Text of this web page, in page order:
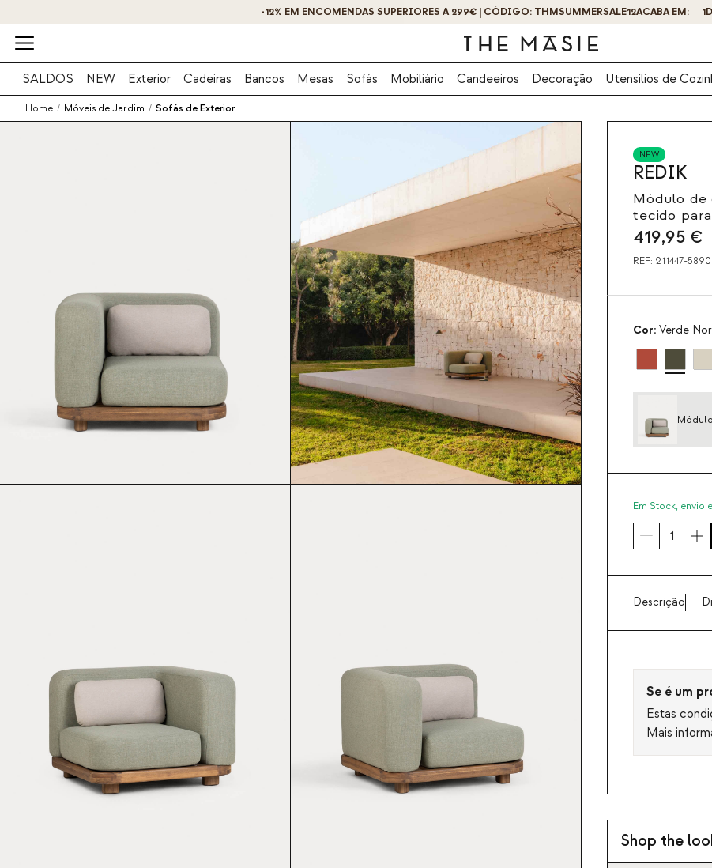
OBTENHA 10% DE DESCONTO AO SE INSCREVER AGORA!
SALDOS NEW Exterior Cadeiras Bancos Mesas Sofás Mobiliário Candeeiros Decoração Utensílios de
Home / Móveis de Jardim / Sofás de Exterior
NEW
REDIK
Módulo de
tecido
419,95 €
REF: 211447-
Cor: Verde
Em Stock, envio
Descrição
Se é um
Estas
Mais
Shop the